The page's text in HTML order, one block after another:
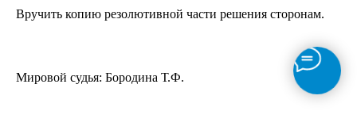
Вручить копию резолютивной части решения сторонам.
​Мировой судья: Бородина Т.Ф.